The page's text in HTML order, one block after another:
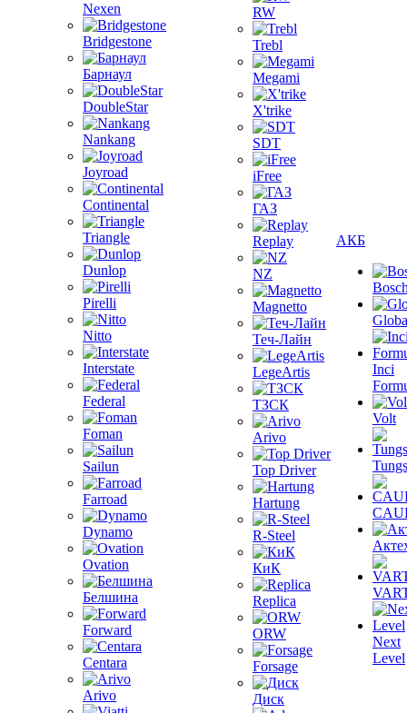
Nexen
Bridgestone
Барнаул
DoubleStar
Nankang
Joyroad
Continental
Triangle
Dunlop
Pirelli
Nitto
Interstate
Federal
Foman
Sailun
Farroad
Dynamo
Ovation
Белшина
Forward
Centara
Arivo
RW
Trebl
Megami
X'trike
SDT
iFree
ГАЗ
Replay
NZ
Magnetto
Теч-Лайн
LegeArtis
ТЗСК
Arivo
Top Driver
Hartung
R-Steel
КиК
Replica
ORW
Forsage
Диск
АКБ
Inci
Volt
Next
Level